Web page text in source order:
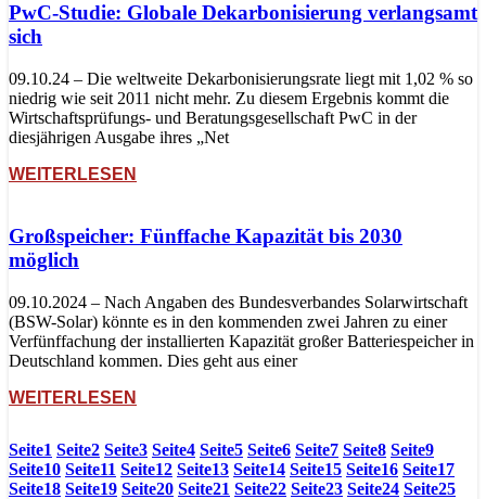
PwC-Studie: Globale Dekarbonisierung verlangsamt
sich
09.10.24 – Die weltweite Dekarbonisierungsrate liegt mit 1,02 % so
niedrig wie seit 2011 nicht mehr. Zu diesem Ergebnis kommt die
Wirtschaftsprüfungs- und Beratungsgesellschaft PwC in der
diesjährigen Ausgabe ihres „Net
WEITERLESEN
Großspeicher: Fünffache Kapazität bis 2030
möglich
09.10.2024 – Nach Angaben des Bundesverbandes Solarwirtschaft
(BSW-Solar) könnte es in den kommenden zwei Jahren zu einer
Verfünffachung der installierten Kapazität großer Batteriespeicher in
Deutschland kommen. Dies geht aus einer
WEITERLESEN
Seite1 Seite2 Seite3 Seite4 Seite5 Seite6 Seite7 Seite8 Seite9
Seite10 Seite11 Seite12 Seite13 Seite14 Seite15 Seite16 Seite17
Seite18 Seite19 Seite20 Seite21 Seite22 Seite23 Seite24 Seite25